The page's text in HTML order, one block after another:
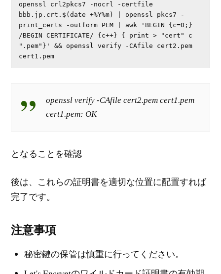
openssl crl2pkcs7 -nocrl -certfile
bbb.jp.crt.$(date +%Y%m) | openssl pkcs7 -
print_certs -outform PEM | awk 'BEGIN {c=0;}
/BEGIN CERTIFICATE/ {c++} { print > "cert" c
".pem"}' && openssl verify -CAfile cert2.pem
cert1.pem
openssl verify -CAfile cert2.pem cert1.pem
cert1.pem: OK
となることを確認
後は、これらの証明書を適切な位置に配置すれば
完了です。
注意事項
秘密鍵の保管は慎重に行ってください。